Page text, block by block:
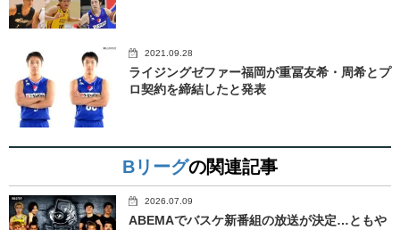
2021.09.28
ライジングゼファー福岡が重冨友希・周希とプ
ロ契約を締結したと発表
Bリーグの関連記事
2026.07.09
ABEMAでバスケ新番組の放送が決定…ともや